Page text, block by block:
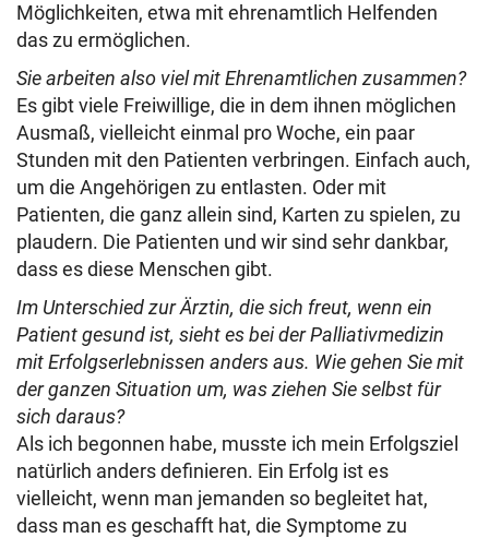
Möglichkeiten, etwa mit ehrenamtlich Helfenden
das zu ermöglichen.
Sie arbeiten also viel mit Ehrenamtlichen zusammen?
Es gibt viele Freiwillige, die in dem ihnen möglichen
Ausmaß, vielleicht einmal pro Woche, ein paar
Stunden mit den Patienten verbringen. Einfach auch,
um die Angehörigen zu entlasten. Oder mit
Patienten, die ganz allein sind, Karten zu spielen, zu
plaudern. Die Patienten und wir sind sehr dankbar,
dass es diese Menschen gibt.
Im Unterschied zur Ärztin, die sich freut, wenn ein
Patient gesund ist, sieht es bei der Palliativmedizin
mit Erfolgserlebnissen anders aus. Wie gehen Sie mit
der ganzen Situation um, was ziehen Sie selbst für
sich daraus?
Als ich begonnen habe, musste ich mein Erfolgsziel
natürlich anders definieren. Ein Erfolg ist es
vielleicht, wenn man jemanden so begleitet hat,
dass man es geschafft hat, die Symptome zu